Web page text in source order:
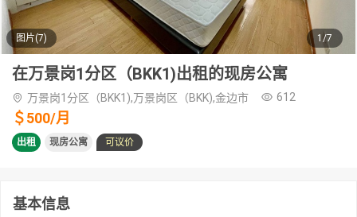
图片(7) 1/7
在万景岗1分区（BKK1)出租的现房公寓
万景岗1分区（BKK1),万景岗区（BKK),金边市 612
＄500/月
出租 现房公寓 可议价
基本信息